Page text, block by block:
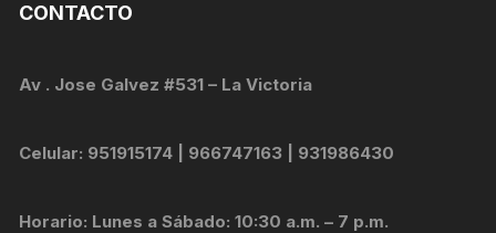
CONTACTO
Av . Jose Galvez #531 – La Victoria
Celular: 951915174 | 966747163 | 931986430
Horario: Lunes a Sábado: 10:30 a.m. – 7 p.m.